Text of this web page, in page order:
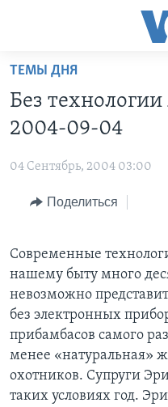
Перейти
основной
контент
навигации
поиск
НОВОСТИ ЗА МИНУТУ
ИТОГИ
ДИСКУССИЯ VOA
ДЕТАЛИ
НЬЮ-ЙОРК NEW YORK
УЧИМ АНГЛИЙСКИЙ
НАША АМЕРИКАНСКАЯ
АРТЕФАКТЫ
АМЕРИКАНСКИЕ
ТЕСТЫ
ЭКСПЕРТИЗА
ИНТЕРВЬЮ
ЗА СВОБОДУ ПРЕССЫ
УЧИМ АНГЛИЙСКИЙ
ВИДЕО
ПОДПИСКА НА
Learning English
ТЕМЫ ДНЯ
Без
2004-09-04
04 Сентябрь, 2004 03:00
Поделиться
Современные
нашему быту много
невозможно
без электронных
прибамбасов самого
менее «натуральная»
охотников. Супруги
таких условиях год.